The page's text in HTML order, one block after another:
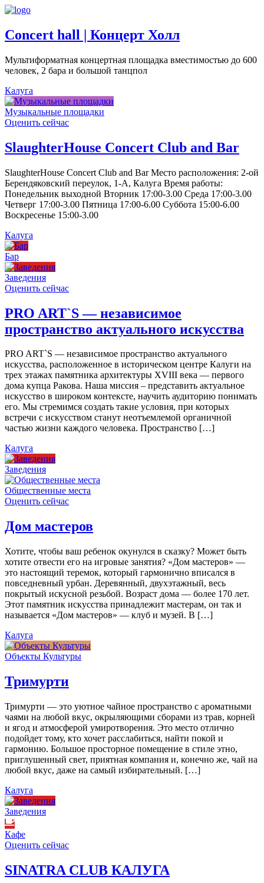
Concert hall | Концерт Холл
Мультиформатная концертная площадка вместимостью до 600
человек, 2 бара и большой танцпол
Калуга
Музыкальные площадки
Оценить сейчас
SlaughterHouse Concert Club and Bar
SlaughterHouse Concert Club and Bar Место расположения: 2-ой
Берендяковский переулок, 1-А, Калуга Время работы:
Понедельник выходной Вторник 17:00-3.00 Среда 17:00-3.00
Четверг 17:00-3.00 Пятница 17:00-6.00 Суббота 15:00-6.00
Воскресенье 15:00-3.00
Калуга
Бар
Заведения
Оценить сейчас
PRO ART`S — независимое
пространство актуального искусства
PRO ART`S — независимое пространство актуального
искусства, расположенное в историческом центре Калуги на
трех этажах памятника архитектуры XVIII века — первого
дома купца Ракова. Наша миссия – представить актуальное
искусство в широком контексте, научить аудиторию понимать
его. Мы стремимся создать такие условия, при которых
встречи с искусством станут неотъемлемой органичной
частью жизни каждого человека. Пространство […]
Калуга
Заведения
Общественные места
Оценить сейчас
Дом мастеров
Хотите, чтобы ваш ребенок окунулся в сказку? Может быть
хотите отвести его на игровые занятия? «Дом мастеров» —
это настоящий теремок, который гармонично вписался в
повседневный урбан. Деревянный, двухэтажный, весь
покрытый искусной резьбой. Возраст дома — более 170 лет.
Этот памятник искусства принадлежит мастерам, он так и
называется «Дом мастеров» — клуб и музей. В […]
Калуга
Объекты Культуры
Тримурти
Тримурти — это уютное чайное пространство с ароматными
чаями на любой вкус, окрыляющими сборами из трав, корней
и ягод и атмосферой умиротворения. Это место отлично
подойдет тому, кто хочет расслабиться, найти покой и
гармонию. Большое просторное помещение в стиле этно,
приглушенный свет, приятная компания и, конечно же, чай на
любой вкус, даже на самый избирательный. […]
Калуга
Заведения
Кафе
Оценить сейчас
SINATRA CLUB КАЛУГА